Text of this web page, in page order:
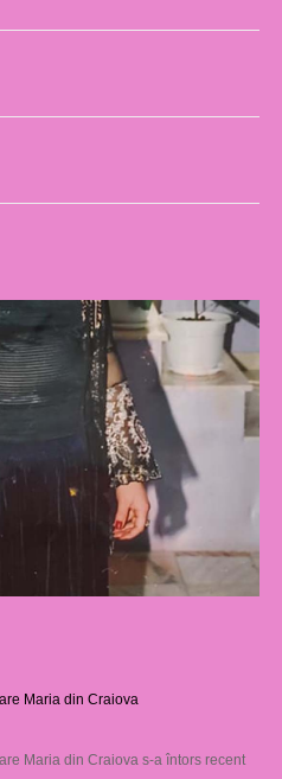
Maria din Craiova
Maria din Craiova s-a întors recent